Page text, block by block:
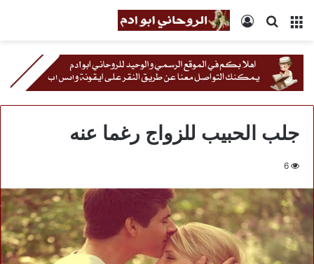
القائمة بحث
تسجيل
جلب الحبيب للزواج رغما عنه
6